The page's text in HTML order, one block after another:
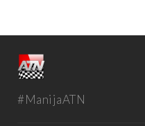
#ManijaATN